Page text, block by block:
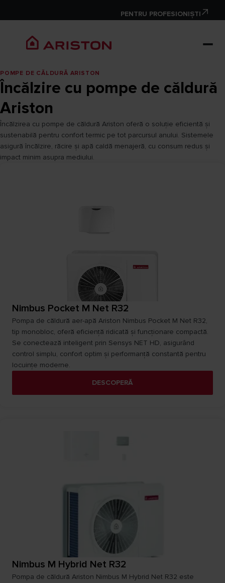
PENTRU PROFESIONIȘTI
POMPE DE CĂLDURĂ ARISTON
Încălzire cu pompe de căldură
Ariston
Încălzirea cu pompe de căldură Ariston oferă o soluție eficientă și
sustenabilă pentru confort termic pe tot parcursul anului. Sistemele
asigură încălzire, răcire și apă caldă menajeră, cu consum redus și
impact minim asupra mediului.​
Nimbus Pocket M Net R32
Pompa de căldură aer-apă Ariston Nimbus Pocket M Net R32,
tip monobloc, oferă eficiență ridicată și funcționare compactă.
Se conectează inteligent prin Sensys NET HD, asigurând
control simplu, confort optim și performanță constantă pentru
locuințe moderne.
DESCOPERĂ
Nimbus M Hybrid Net R32
Pompa de căldură Ariston Nimbus M Hybrid Net R32 este